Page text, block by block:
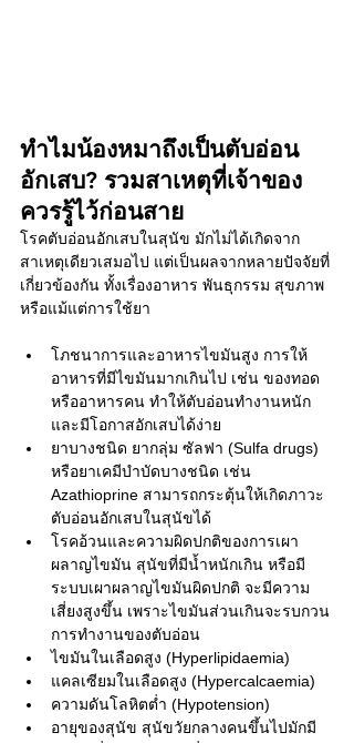
ทำไมน้องหมาถึงเป็นตับอ่อน
อักเสบ? รวมสาเหตุที่เจ้าของ
ควรรู้ไว้ก่อนสาย
โรคตับอ่อนอักเสบในสุนัข มักไม่ได้เกิดจาก
สาเหตุเดียวเสมอไป แต่เป็นผลจากหลายปัจจัยที่
เกี่ยวข้องกัน ทั้งเรื่องอาหาร พันธุกรรม สุขภาพ
หรือแม้แต่การใช้ยา
โภชนาการและอาหารไขมันสูง การให้
อาหารที่มีไขมันมากเกินไป เช่น ของทอด
หรืออาหารคน ทำให้ตับอ่อนทำงานหนัก
และมีโอกาสอักเสบได้ง่าย
ยาบางชนิด ยากลุ่ม ซัลฟา (Sulfa drugs)
หรือยาเคมีบำบัดบางชนิด เช่น
Azathioprine สามารถกระตุ้นให้เกิดภาวะ
ตับอ่อนอักเสบในสุนัขได้
โรคอ้วนและความผิดปกติของการเผา
ผลาญไขมัน สุนัขที่มีน้ำหนักเกิน หรือมี
ระบบเผาผลาญไขมันผิดปกติ จะมีความ
เสี่ยงสูงขึ้น เพราะไขมันส่วนเกินจะรบกวน
การทำงานของตับอ่อน
ไขมันในเลือดสูง (Hyperlipidaemia)
แคลเซียมในเลือดสูง (Hypercalcaemia)
ความดันโลหิตต่ำ (Hypotension)
อายุของสุนัข สุนัขวัยกลางคนขึ้นไปมักมี